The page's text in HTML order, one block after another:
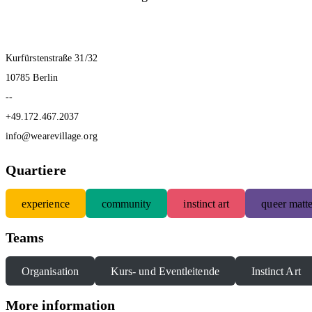
Kurfürstenstraße 31/32
10785 Berlin
--
+49.172.467.2037
info@wearevillage.org
Quartiere
experience community instinct art queer
Teams
Organisation Kurs- und Eventleitende Instinct Art
More information